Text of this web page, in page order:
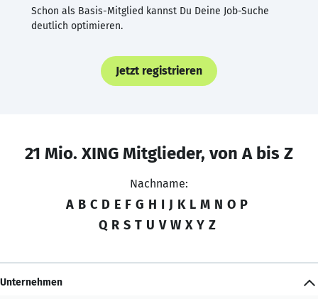
Schon als Basis-Mitglied kannst Du Deine Job-Suche
deutlich optimieren.
Jetzt registrieren
21 Mio. XING Mitglieder, von A bis Z
Nachname:
A B C D E F G H I J K L M N O P
Q R S T U V W X Y Z
Unternehmen